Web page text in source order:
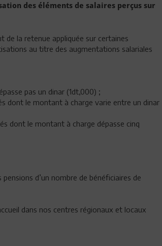
des éléments de salaires perçus sur
de la retenue appliquée sur certaines
au titre des augmentations salariales
pas un dinar (1dt,000) ;
dont le montant à charge varie entre un dinar
dont le montant à charge dépasse cinq
d’un nombre de bénéficiaires de
dans nos centres régionaux et locaux